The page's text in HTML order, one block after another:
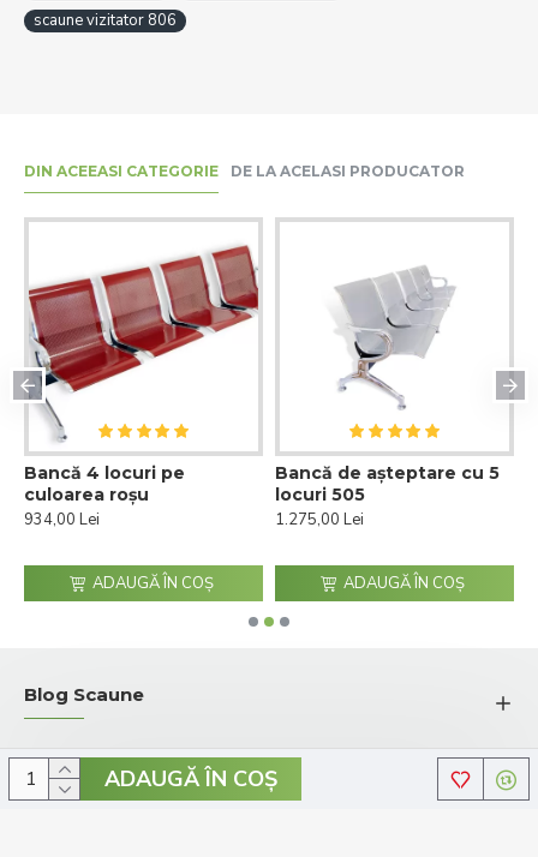
ADAUGĂ ÎN COŞ
scaune vizitator 806
DIN ACEEASI CATEGORIE DE LA ACELASI PRODUCATOR
Bancă 4 locuri pe
culoarea roșu
934,00 Lei
ADAUGĂ ÎN COŞ
Bancă de așteptare cu 5
locuri 505
1.275,00 Lei
ADAUGĂ ÎN COŞ
Blog Scaune
© 2026 Comenzi-Scaune.ro - Toate drepturile rezervate